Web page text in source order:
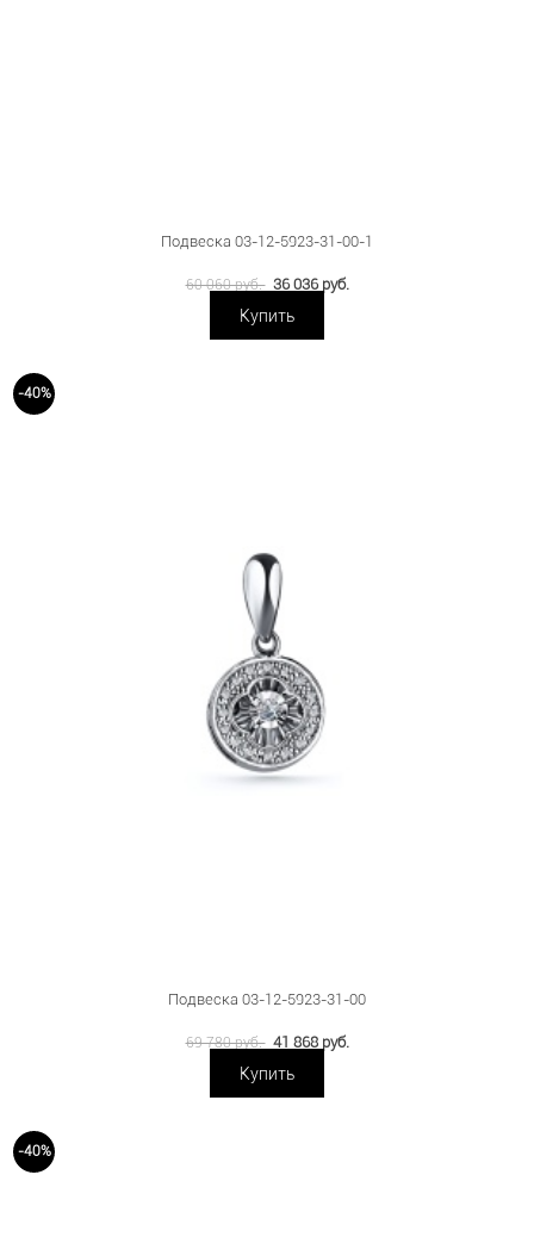
Подвеска 03-12-5923-31-00-1
60 060 руб. 36 036 руб.
Купить
-40%
Подвеска 03-12-5923-31-00
69 780 руб. 41 868 руб.
Купить
-40%